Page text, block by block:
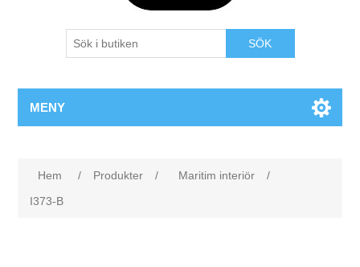
SÖK
MENY
Hem / Produkter / Maritim interiör
/
I373-B